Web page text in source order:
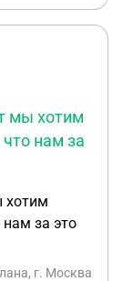
мы хотим
нам за
хотим
за это
г. Москва